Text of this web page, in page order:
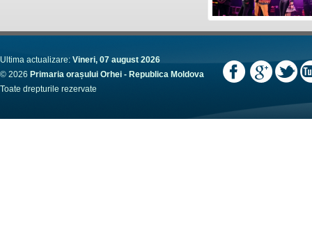
Ultima actualizare: Vineri, 07 august 2026
© 2026 Primaria orașului Orhei - Republica Moldova
Toate drepturile rezervate